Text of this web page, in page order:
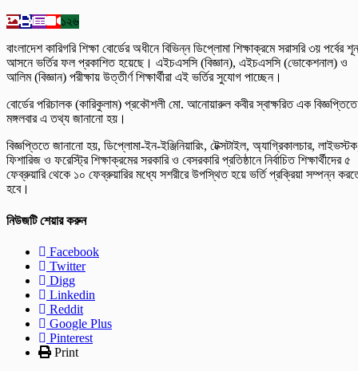
১২৬
বাংলাদেশ কারিগরি শিক্ষা বোর্ডের অধীনে বিভিন্ন ডিপ্লোমা শিক্ষাক্রমে সরাসরি ৩য় পর্বের
আসনে ভর্তির ফল প্রকাশিত হয়েছে। এইচএসসি (বিজ্ঞান), এইচএসসি (ভোকেশনাল) ও
আলিম (বিজ্ঞান) পরীক্ষায় উত্তীর্ণ শিক্ষার্থীরা এই ভর্তির সুযোগ পাচ্ছেন।
বোর্ডের পরিচালক (কারিকুলাম) প্রকৌশলী মো. আনোয়ারুল কবীর স্বাক্ষরিত এক বিজ্ঞপ্তিতে
মঙ্গলবার এ তথ্য জানানো হয়।
বিজ্ঞপ্তিতে জানানো হয়, ডিপ্লোমা-ইন-ইঞ্জিনিয়ারিং, টেক্সটাইল, অ্যাগ্রিকালচার,
ফিশারিজ ও ফরেস্ট্রি শিক্ষাক্রমের সরকারি ও বেসরকারি প্রতিষ্ঠানে নির্বাচিত শিক্ষার্থীদের ৫
ফেব্রুয়ারি থেকে ১০ ফেব্রুয়ারির মধ্যে সশরীরে উপস্থিত হয়ে ভর্তি প্রক্রিয়া সম্পন্ন
হবে।
নিউজটি শেয়ার করুন
Facebook
Twitter
Digg
Linkedin
Reddit
Google Plus
Pinterest
Print